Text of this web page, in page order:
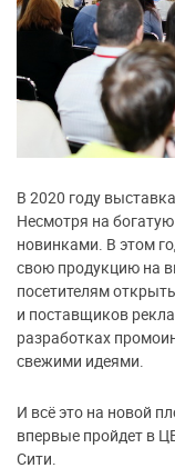
В 2020 году
Несмотря на
новинками. В этом
свою продукцию на
посетителям
и поставщиков
разработках
свежими идеями.
И всё это на новой
впервые пройдет в
Сити.